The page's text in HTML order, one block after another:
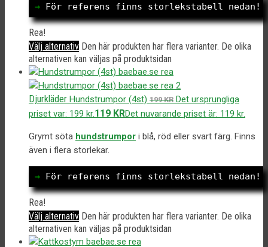
→ För referens finns storlekstabell nedan!
Rea!
Välj alternativ Den här produkten har flera varianter. De olika
alternativen kan väljas på produktsidan
Djurkläder Hundstrumpor (4st) 199KR Det ursprungliga
priset var: 199 kr.119 KRDet nuvarande priset är: 119 kr.
Grymt söta hundstrumpor i blå, röd eller svart färg. Finns
även i flera storlekar.
→ För referens finns storlekstabell nedan!
Rea!
Välj alternativ Den här produkten har flera varianter. De olika
alternativen kan väljas på produktsidan